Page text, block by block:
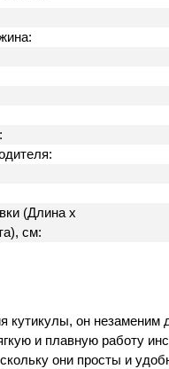
(Длина х
см:
он незаменим
и плавную работу
они просты и